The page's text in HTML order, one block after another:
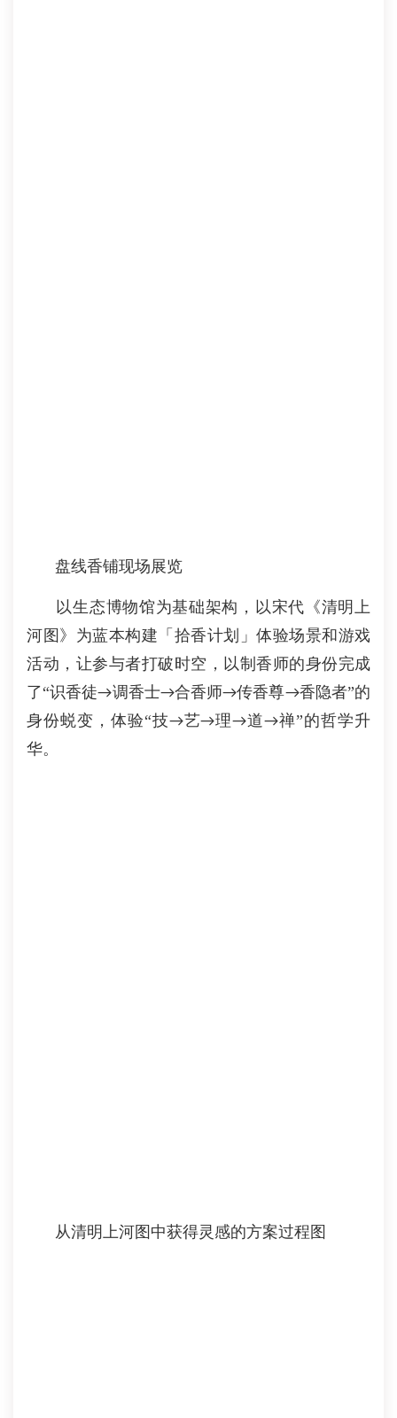
盘线香铺现场展览
以生态博物馆为基础架构， 以宋代《清明上
河图》为蓝本构建 「拾香计划」 体验场景和游戏
活动 ， 让参与者打破时空， 以制香师的身份完成
了“识香徒→调香士→合香师→传香尊→香 隐者”的
身份蜕变 ，体验“技→艺→理→道→禅”的哲学升
华。
从清明上河图中获得灵感的方案过程图